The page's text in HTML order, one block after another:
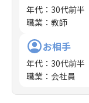
年代 ： 30代前半
職業 ： 教師
お相手
年代 ： 30代前半
職業 ： 会社員